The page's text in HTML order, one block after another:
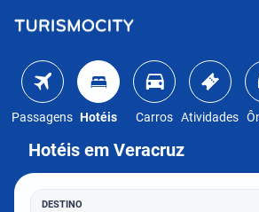
Passagens Hotéis Carros Atividades
Hotéis em Veracruz
DESTINO